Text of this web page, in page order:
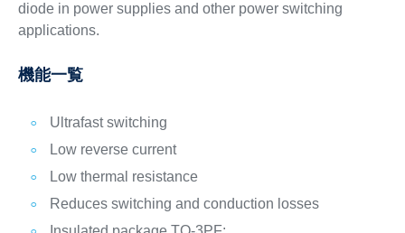
diode in power supplies and other power switching
applications.
機能一覧
Ultrafast switching
Low reverse current
Low thermal resistance
Reduces switching and conduction losses